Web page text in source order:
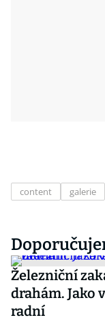
content galerie
Železniční
drahám. Jako
radní